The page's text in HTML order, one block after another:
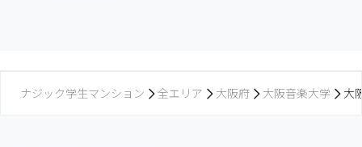
ナジック学生マンション 全エリア 大阪府 大阪音楽大学 大